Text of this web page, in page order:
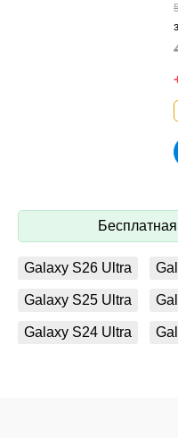
Galaxy S26 Ultra
Galaxy S25 Ultra
Galaxy S24 Ultra